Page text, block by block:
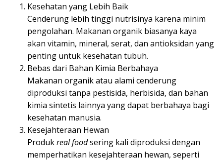
Kesehatan yang Lebih Baik
Cenderung lebih tinggi nutrisinya karena minim
pengolahan. Makanan organik biasanya kaya
akan vitamin, mineral, serat, dan antioksidan yang
penting untuk kesehatan tubuh.
Bebas dari Bahan Kimia Berbahaya
Makanan organik atau alami cenderung
diproduksi tanpa pestisida, herbisida, dan bahan
kimia sintetis lainnya yang dapat berbahaya bagi
kesehatan manusia.
Kesejahteraan Hewan
Produkreal foodsering kali diproduksi dengan
memperhatikan kesejahteraan hewan, seperti